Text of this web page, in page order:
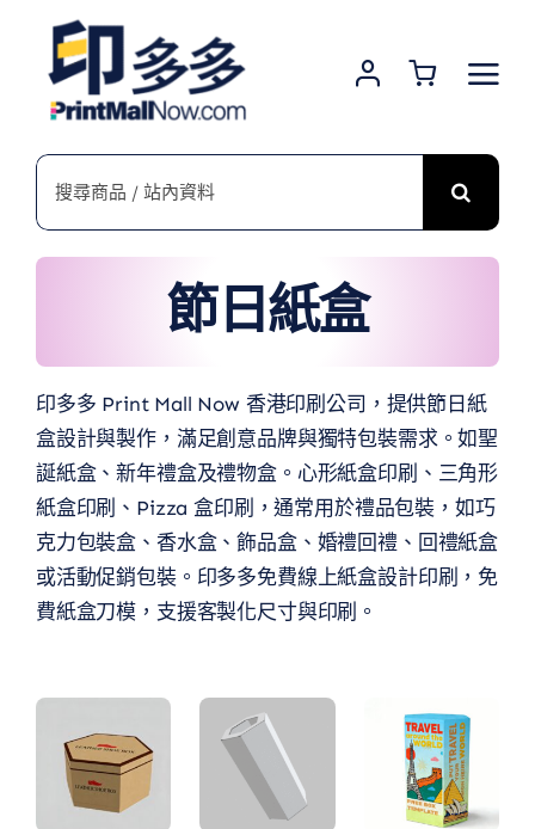
content
搜
節日紙盒
印多多 Print Mall Now 香港印刷公司，提供節日紙
盒設計與製作，滿足創意品牌與獨特包裝需求。如聖
誕紙盒、新年禮盒及禮物盒。心形紙盒印刷、三角形
紙盒印刷、Pizza 盒印刷，通常用於禮品包裝，如巧
克力包裝盒、香水盒、飾品盒、婚禮回禮、回禮紙盒
或活動促銷包裝。印多多免費線上紙盒設計印刷，免
費紙盒刀模，支援客製化尺寸與印刷。